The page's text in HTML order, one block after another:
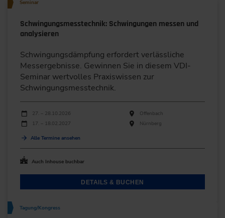
Seminar
Schwingungsmesstechnik: Schwingungen messen und
analysieren
Schwingungsdämpfung erfordert verlässliche
Messergebnisse. Gewinnen Sie in diesem VDI-
Seminar wertvolles Praxiswissen zur
Schwingungsmesstechnik.
Durchführungen
Veranstaltungsdatum
27. – 28.10.2026
Offenbach
17. – 18.02.2027
Nürnberg
Alle Termine ansehen
Auch Inhouse buchbar
DETAILS & BUCHEN
Tagung/Kongress